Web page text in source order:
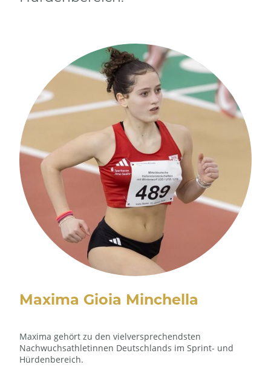
Maxima Gioia Minchella
Maxima gehört zu den vielversprechendsten
Nachwuchsathletinnen Deutschlands im Sprint- und
Hürdenbereich.